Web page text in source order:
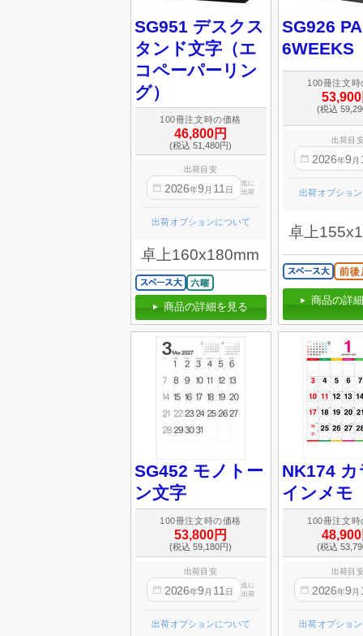
SG951 デスクス
タンド文字（エ
コペーパーリン
グ）
100冊注文時の価格
46,800円
(税込 51,480円)
出荷目安
2026年9 月 11 日
迄に
出荷
出荷オプションについて
卓上160x180mm
商品の詳細を見る
SG926
6WEEKS
100冊注文時
(税込
出荷目
2026年9 月
出荷オプショ
卓上
商品の詳
SG452 モノトー
ン文字
100冊注文時の価格
53,800円
(税込 59,180円)
出荷目安
2026年9 月 11 日
迄に
出荷
出荷オプションについて
NK174 カ
インメモ
100冊注文時
(税込
出荷目
2026年9 月
出荷オプショ